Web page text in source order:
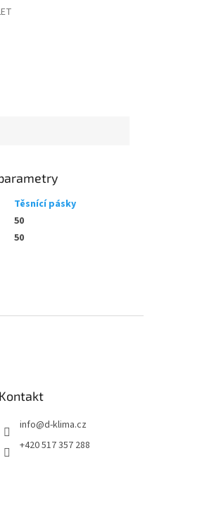
Těsnící pásky
50
50
Kontakt
info@d-klima.cz
+420 517 357 288